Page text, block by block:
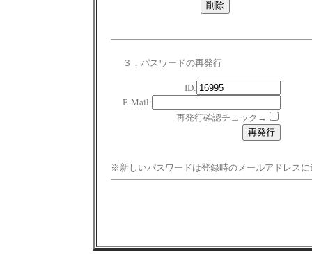
３．パスワードの再発行
ID:
E-Mail:
再発行確認チェック→
※新しいパスワードは登録時のメールアドレスに